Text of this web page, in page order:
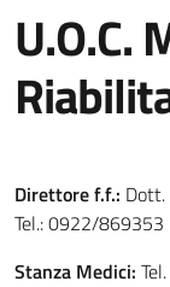
U.O.C.
Direttore f.f.: Dott.
Tel.: 0922/869353
Stanza Medici: